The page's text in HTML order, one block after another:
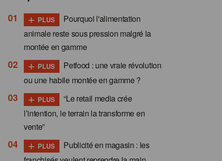
+ PLUS
Pourquoi l'alimentation
animale reste sous pression malgré la
montée en gamme
+ PLUS
Petfood : une vraie révolution
ou une habile montée en gamme ?
+ PLUS
“Le retail media crée
l’intention, le terrain la transforme en
vente”
+ PLUS
Publicité en magasin : les